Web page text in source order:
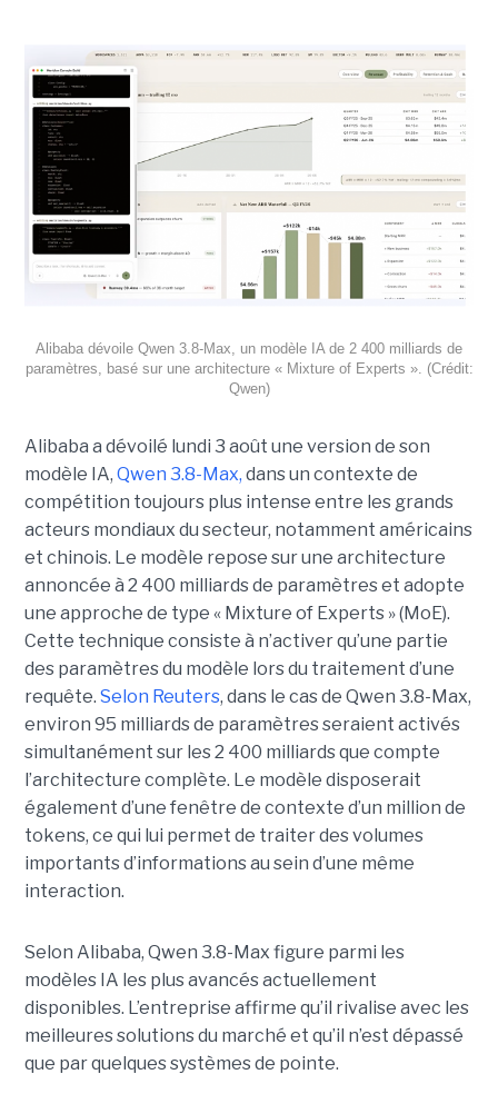
Alibaba dévoile Qwen 3.8-Max, un modèle IA de 2 400 milliards de
paramètres, basé sur une architecture « Mixture of Experts ». (Crédit:
Qwen)
Alibaba a dévoilé lundi 3 août une version de son
modèle IA, Qwen 3.8-Max, dans un contexte de
compétition toujours plus intense entre les grands
acteurs mondiaux du secteur, notamment américains
et chinois. Le modèle repose sur une architecture
annoncée à 2 400 milliards de paramètres et adopte
une approche de type « Mixture of Experts » (MoE).
Cette technique consiste à n’activer qu’une partie
des paramètres du modèle lors du traitement d’une
requête. Selon Reuters, dans le cas de Qwen 3.8-Max,
environ 95 milliards de paramètres seraient activés
simultanément sur les 2 400 milliards que compte
l’architecture complète. Le modèle disposerait
également d’une fenêtre de contexte d’un million de
tokens, ce qui lui permet de traiter des volumes
importants d’informations au sein d’une même
interaction.
Selon Alibaba, Qwen 3.8-Max figure parmi les
modèles IA les plus avancés actuellement
disponibles. L’entreprise affirme qu’il rivalise avec les
meilleures solutions du marché et qu’il n’est dépassé
que par quelques systèmes de pointe.